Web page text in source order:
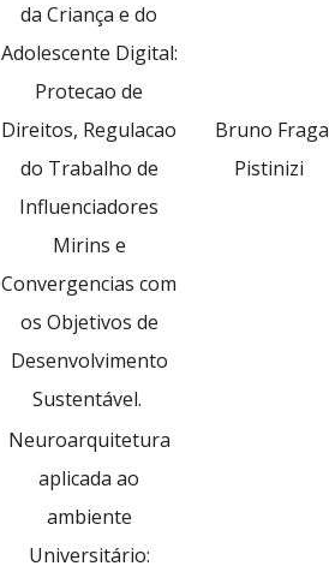
da Criança e do
Adolescente Digital:
Protecao de
Direitos, Regulacao
do Trabalho de
Influenciadores
Mirins e
Convergencias com
os Objetivos de
Desenvolvimento
Sustentável.
Bruno Fraga
Pistinizi
Neuroarquitetura
aplicada ao
ambiente
Universitário: